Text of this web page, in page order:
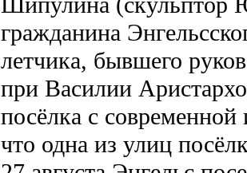
гражданина
летчика, бывшего
при Василии
посёлка с
что одна из улиц